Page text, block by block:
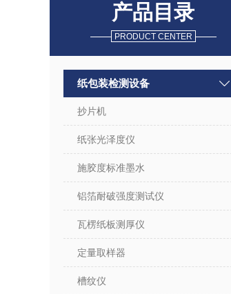
产品目录
PRODUCT CENTER
纸包装检测设备
抄片机
纸张光泽度仪
施胶度标准墨水
铝箔耐破强度测试仪
瓦楞纸板测厚仪
定量取样器
槽纹仪